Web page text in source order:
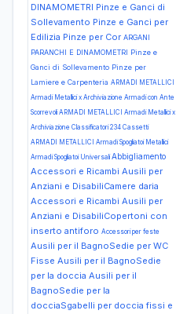
DINAMOMETRI Pinze e Ganci di
Sollevamento Pinze e Ganci per
Edilizia Pinze per Cor ARGANI
PARANCHI E DINAMOMETRI Pinze e
Ganci di Sollevamento Pinze per
Lamiere e Carpenteria ARMADI METALLICI
Armadi Metallici x Archiviazione Armadi con Ante
ScorrevoliARMADI METALLICI Armadi Metallici x
Archiviazione Classificatori 234 Cassetti
ARMADI METALLICI Armadi Spogliatoi Metallici
Armadi Spogliatoi UniversaliAbbigliamento
Accessori e Ricambi Ausili per
Anziani e DisabiliCamere daria
Accessori e Ricambi Ausili per
Anziani e DisabiliCopertoni con
inserto antiforo Accessori per feste
Ausili per il BagnoSedie per WC
Fisse Ausili per il BagnoSedie
per la doccia Ausili per il
BagnoSedie per la
docciaSgabelli per doccia fissi e